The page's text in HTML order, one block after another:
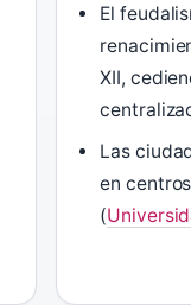
El
XII,
Las
en
(